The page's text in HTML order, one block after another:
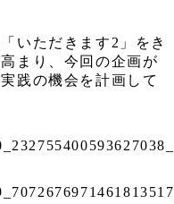
いただきます2」をき
まり、今回の企画が
践の機会を計画して